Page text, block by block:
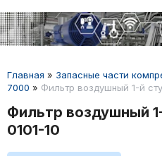
Главная » Запасные части
7000 » Фильтр воздушный 1-й
Фильтр воздушный
0101-10